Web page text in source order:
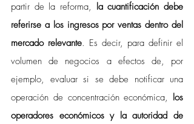
partir de la reforma, la cuantificación debe
referirse a los ingresos por ventas dentro del
mercado relevante. Es decir, para definir el
volumen de negocios a efectos de, por
ejemplo, evaluar si se debe notificar una
operación de concentración económica, los
operadores económicos y la autoridad de